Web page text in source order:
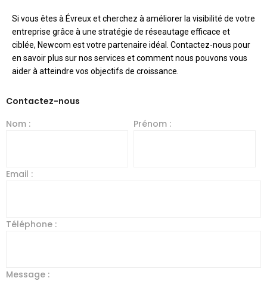
Si vous êtes à Évreux et cherchez à améliorer la visibilité de votre
entreprise grâce à une stratégie de réseautage efficace et
ciblée, Newcom est votre partenaire idéal. Contactez-nous pour
en savoir plus sur nos services et comment nous pouvons vous
aider à atteindre vos objectifs de croissance.
Contactez-nous
Nom :
Prénom :
Email :
Téléphone :
Message :